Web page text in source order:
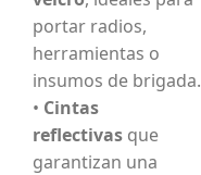
portar radios,
herramientas o
insumos de brigada.
• Cintas
reflectivas que
garantizan una